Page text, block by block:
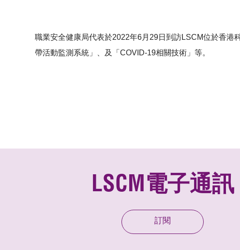
職業安全健康局代表於2022年6月29日到訪LSCM位於香
帶活動監測系統」、及「COVID-19相關技術」等。
LSCM電子通訊
訂閱